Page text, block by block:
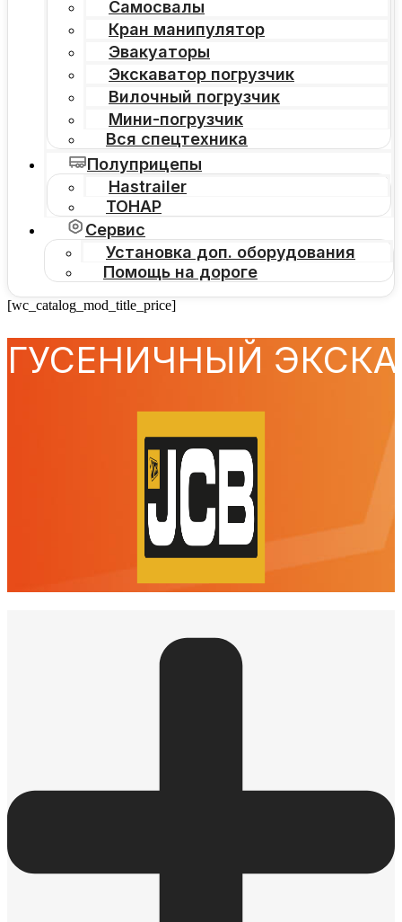
Самосвалы
Кран манипулятор
Эвакуаторы
Экскаватор погрузчик
Вилочный погрузчик
Мини-погрузчик
Вся спецтехника
Полуприцепы
Hastrailer
ТОНАР
Сервис
Установка доп. оборудования
Помощь на дороге
[wc_catalog_mod_title_price]
ГУСЕНИЧНЫЙ